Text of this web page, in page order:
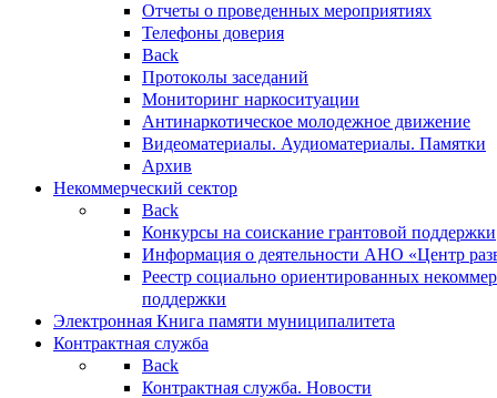
Отчеты о проведенных мероприятиях
Телефоны доверия
Back
Протоколы заседаний
Мониторинг наркоситуации
Антинаркотическое молодежное движение
Видеоматериалы. Аудиоматериалы. Памятки
Архив
Некоммерческий сектор
Back
Конкурсы на соискание грантовой поддержки
Информация о деятельности АНО «Центр
Реестр социально ориентированных
поддержки
Электронная Книга памяти муниципалитета
Контрактная служба
Back
Контрактная служба. Новости